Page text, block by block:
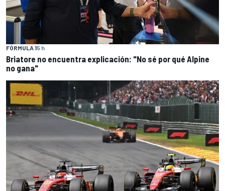
FÓRMULA 15 h
Briatore no encuentra explicación: "No sé por qué Alpine
no gana"